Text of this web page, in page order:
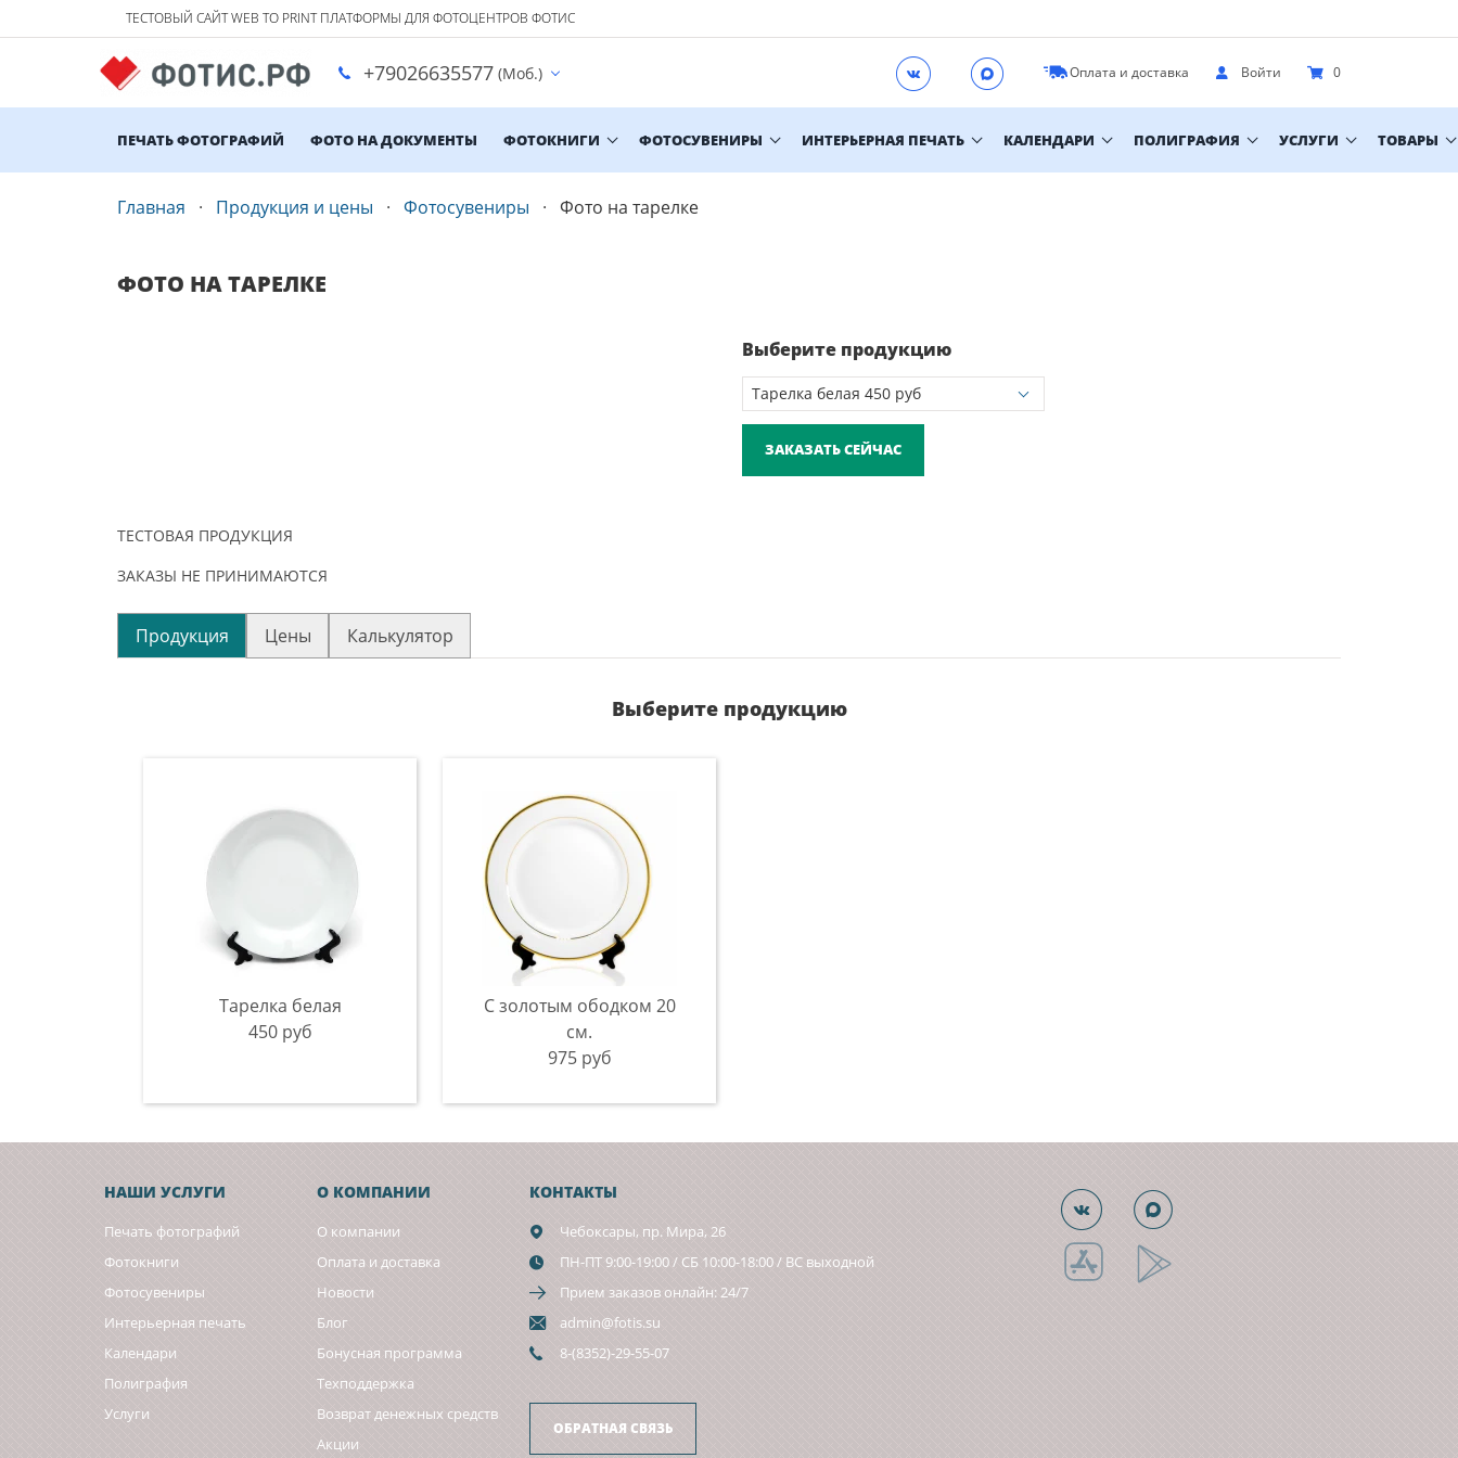
ТЕСТОВЫЙ САЙТ WEB TO PRINT ПЛАТФОРМЫ ДЛЯ ФОТОЦЕНТРОВ ФОТИС
+79026635577 (Моб.) Оплата и доставка Войти 0
ПЕЧАТЬ ФОТОГРАФИЙ ФОТО НА ДОКУМЕНТЫ ФОТОКНИГИ ФОТОСУВЕНИРЫ ИНТЕРЬЕРНАЯ ПЕЧАТЬ КАЛЕНДАРИ ПОЛИГРАФИЯ УСЛУГИ ТОВАРЫ
Главная Продукция и цены Фотосувениры Фото на тарелке
ФОТО НА ТАРЕЛКЕ
Выберите продукцию
ЗАКАЗАТЬ СЕЙЧАС
ТЕСТОВАЯ ПРОДУКЦИЯ
ЗАКАЗЫ НЕ ПРИНИМАЮТСЯ
Продукция Цены Калькулятор
Выберите продукцию
Тарелка белая
450 руб
С золотым ободком 20
см.
975 руб
НАШИ УСЛУГИ
Печать фотографий
Фотокниги
Фотосувениры
Интерьерная печать
Календари
Полиграфия
Услуги
О КОМПАНИИ
О компании
Оплата и доставка
Новости
Блог
Бонусная программа
Техподдержка
Возврат денежных средств
Акции
КОНТАКТЫ
Чебоксары, пр. Мира, 26
ПН-ПТ 9:00-19:00 / СБ 10:00-18:00 / ВС выходной
Прием заказов онлайн: 24/7
admin@fotis.su
8-(8352)-29-55-07
ОБРАТНАЯ СВЯЗЬ